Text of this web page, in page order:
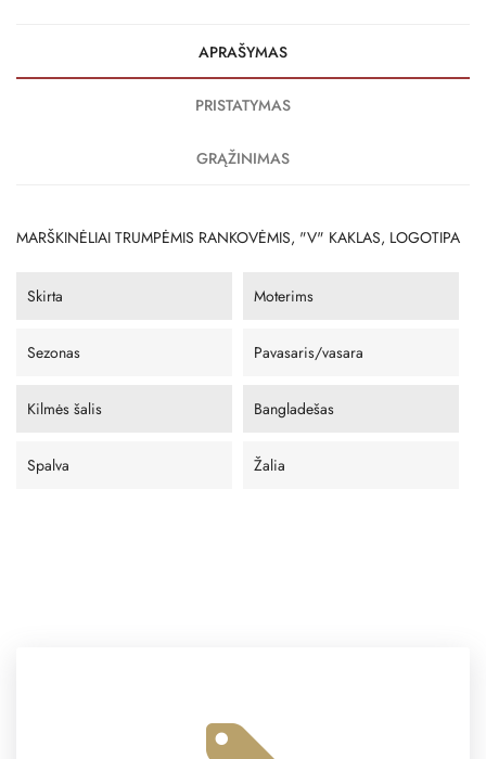
APRAŠYMAS
PRISTATYMAS
GRĄŽINIMAS
MARŠKINĖLIAI TRUMPĖMIS RANKOVĖMIS, "V" KAKLAS, LOGOTIPA
Skirta Moterims
Sezonas Pavasaris/vasara
Kilmės šalis Bangladešas
Spalva Žalia